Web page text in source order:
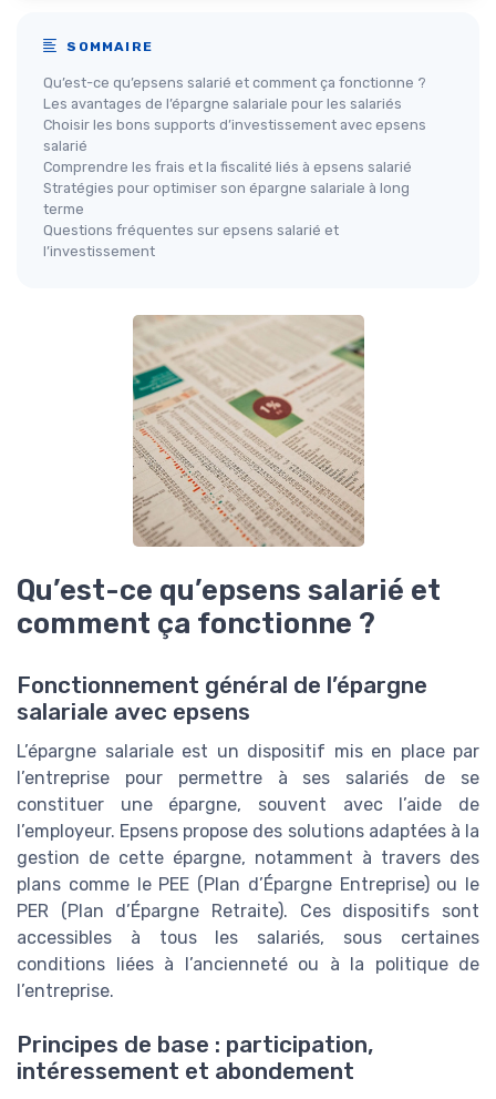
SOMMAIRE
Qu’est-ce qu’epsens salarié et comment ça fonctionne ?
Les avantages de l’épargne salariale pour les salariés
Choisir les bons supports d’investissement avec epsens
salarié
Comprendre les frais et la fiscalité liés à epsens salarié
Stratégies pour optimiser son épargne salariale à long
terme
Questions fréquentes sur epsens salarié et
l’investissement
Qu’est-ce qu’epsens salarié et
comment ça fonctionne ?
Fonctionnement général de l’épargne
salariale avec epsens
L’épargne salariale est un dispositif mis en place par
l’entreprise pour permettre à ses salariés de se
constituer une épargne, souvent avec l’aide de
l’employeur. Epsens propose des solutions adaptées à la
gestion de cette épargne, notamment à travers des
plans comme le PEE (Plan d’Épargne Entreprise) ou le
PER (Plan d’Épargne Retraite). Ces dispositifs sont
accessibles à tous les salariés, sous certaines
conditions liées à l’ancienneté ou à la politique de
l’entreprise.
Principes de base : participation,
intéressement et abondement